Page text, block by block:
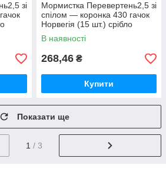
зі
Мормистка Перевертень2,5 зі
спілом — коронка 430 гачок
Норвегія (15 шт.) срібло
В наявності
268,46 ₴
Купити
Показати ще
1 / 3